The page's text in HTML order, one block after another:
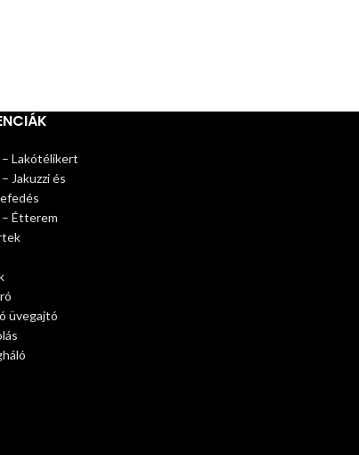
Lakótélikert
Jakuzzi és
Étterem
üvegajtó